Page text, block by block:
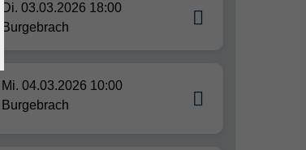
Di. 03.03.2026 18:00
Burgebrach
Mi. 04.03.2026 10:00
Burgebrach